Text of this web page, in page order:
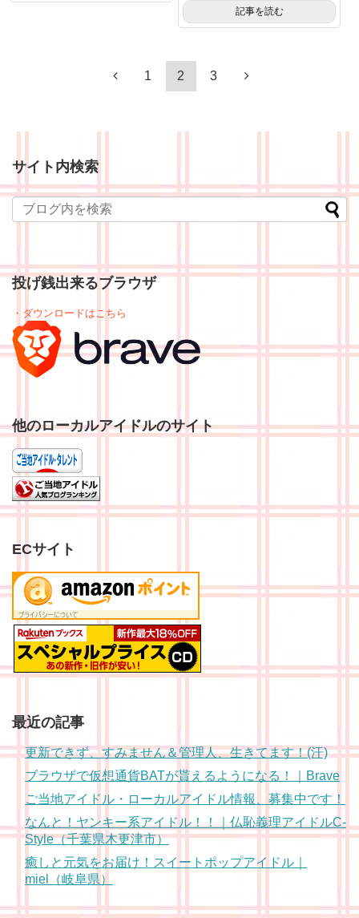
記事を読む
1 2 3
サイト内検索
投げ銭出来るブラウザ
・ダウンロードはこちら
他のローカルアイドルのサイト
ECサイト
最近の記事
更新できず、すみません＆管理人、生きてます！(汗)
ブラウザで仮想通貨BATが貰えるようになる！｜Brave
ご当地アイドル・ローカルアイドル情報、募集中です！
なんと！ヤンキー系アイドル！！｜仏恥義理アイドルC-
Style（千葉県木更津市）
癒しと元気をお届け！スイートポップアイドル｜
miel（岐阜県）